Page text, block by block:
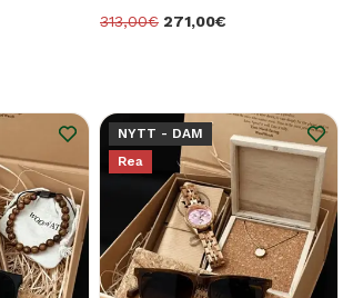
313,00€ 271,00€
NYTT - DAM
Rea